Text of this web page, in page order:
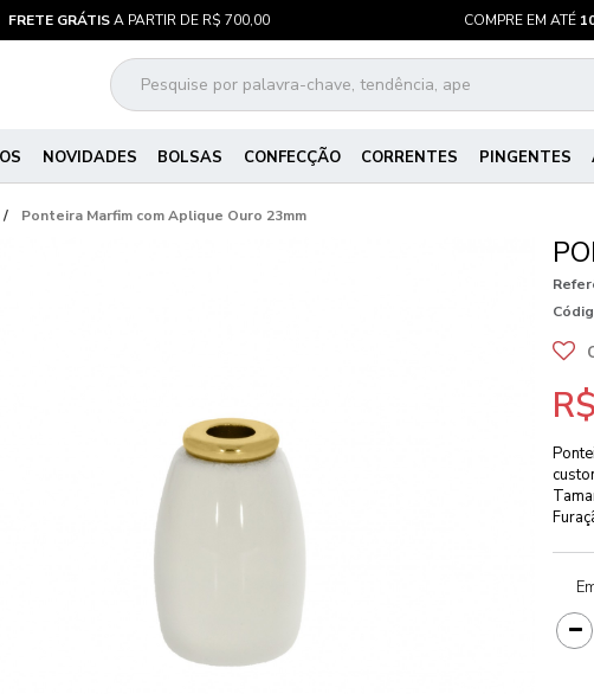
FRETE GRÁTISA PARTIR DE R$ 700,00 COMPRE EM ATÉ
NOVIDADES BOLSAS CONFECÇÃO CORRENTES PINGENTES
Ponteira Marfim com Aplique Ouro 23mm